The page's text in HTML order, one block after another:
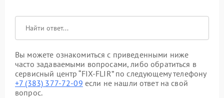
Вы можете ознакомиться с приведенными ниже
часто задаваемыми вопросами, либо обратиться в
сервисный центр “FIX-FLIR” по следующему телефону
+7 (383) 377-72-09 если не нашли ответ на свой
вопрос.